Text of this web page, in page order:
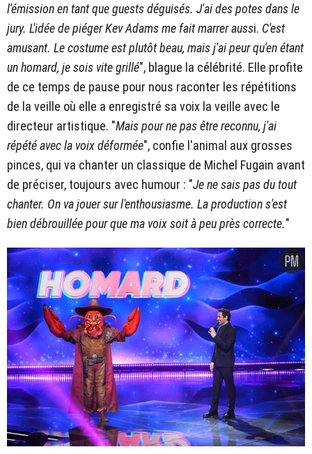
l'émission en tant que guests déguisés. J'ai des potes dans le
jury. L'idée de piéger Kev Adams me fait marrer aussi. C'est
amusant. Le costume est plutôt beau, mais j'ai peur qu'en étant
un homard, je sois vite grillé", blague la célébrité. Elle profite
de ce temps de pause pour nous raconter les répétitions
de la veille où elle a enregistré sa voix la veille avec le
directeur artistique. "Mais pour ne pas être reconnu, j'ai
répété avec la voix déformée", confie l'animal aux grosses
pinces, qui va chanter un classique de Michel Fugain avant
de préciser, toujours avec humour : "Je ne sais pas du tout
chanter. On va jouer sur l'enthousiasme. La production s'est
bien débrouillée pour que ma voix soit à peu près correcte."